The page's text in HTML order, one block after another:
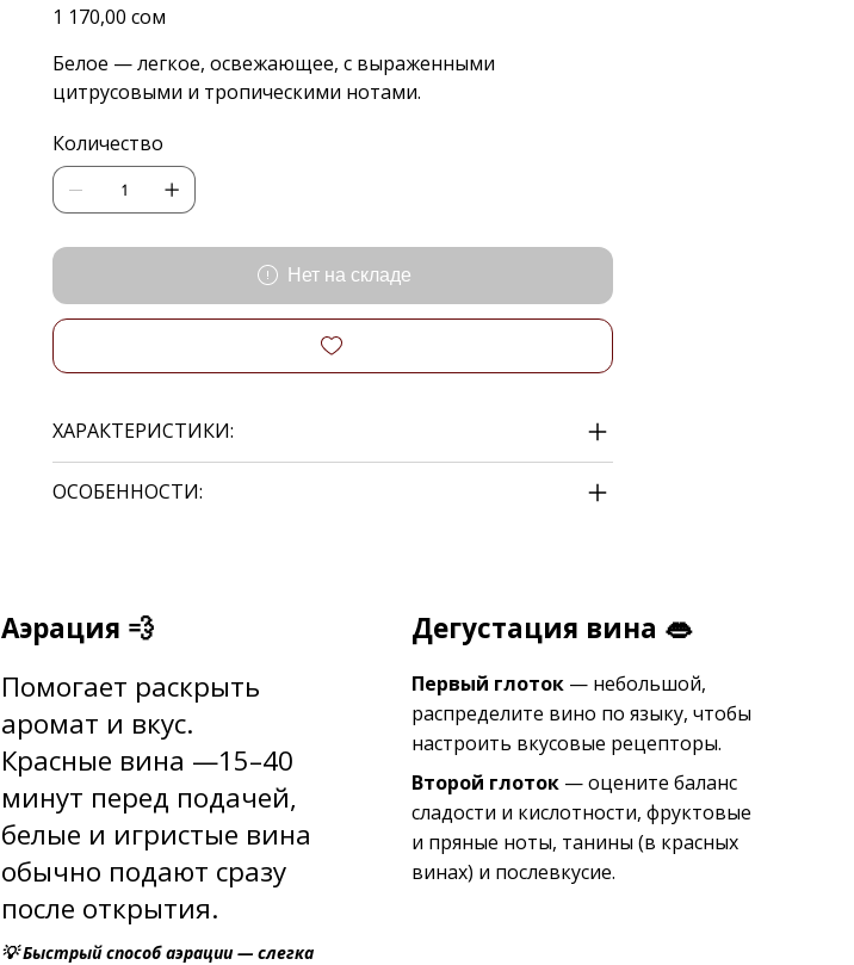
Цена
1 170,00 сом
Белое — легкое, освежающее, с выраженными
цитрусовыми и тропическими нотами.
Количество
Нет на складе
ХАРАКТЕРИСТИКИ:
ОСОБЕННОСТИ:
Аэрация 💨
Помогает раскрыть
аромат и вкус.
Красные вина —15–40
минут перед подачей,
белые и игристые вина
обычно подают сразу
после открытия.
💡 Быстрый способ аэрации — слегка
Дегустация вина 👄
Первый глоток— небольшой,
распределите вино по языку, чтобы
настроить вкусовые рецепторы.
Второй глоток— оцените баланс
сладости и кислотности, фруктовые
и пряные ноты, танины (в красных
винах) и послевкусие.